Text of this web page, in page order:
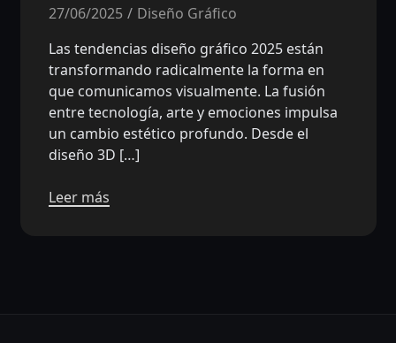
27/06/2025
Diseño Gráfico
Las tendencias diseño gráfico 2025 están
transformando radicalmente la forma en
que comunicamos visualmente. La fusión
entre tecnología, arte y emociones impulsa
un cambio estético profundo. Desde el
diseño 3D […]
Leer más